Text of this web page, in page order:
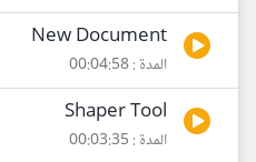
New Document
المدة : 00:04:58
Shaper Tool
المدة : 00:03:35